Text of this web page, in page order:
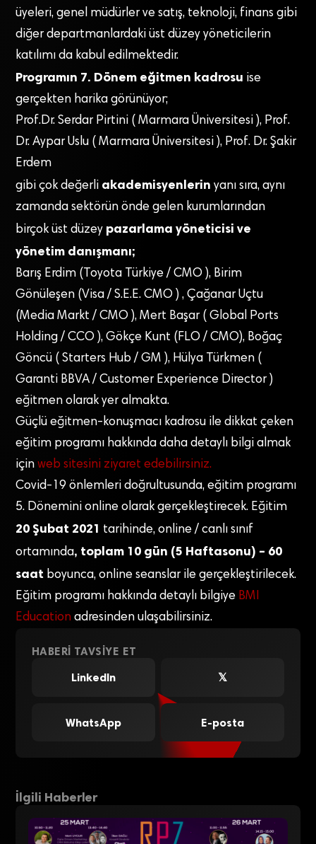
üyeleri, genel müdürler ve satış, teknoloji, finans gibi
diğer departmanlardaki üst düzey yöneticilerin
katılımı da kabul edilmektedir.
Programın 7. Dönem eğitmen kadrosu ise
gerçekten harika görünüyor;
Prof.Dr. Serdar Pirtini ( Marmara Üniversitesi ), Prof.
Dr. Aypar Uslu ( Marmara Üniversitesi ), Prof. Dr. Şakir
Erdem
gibi çok değerli akademisyenlerin yanı sıra, aynı
zamanda sektörün önde gelen kurumlarından
birçok üst düzey pazarlama yöneticisi ve
yönetim danışmanı;
Barış Erdim (Toyota Türkiye / CMO ), Birim
Gönüleşen (Visa / S.E.E. CMO ) , Çağanar Uçtu
(Media Markt / CMO ), Mert Başar ( Global Ports
Holding / CCO ), Gökçe Kunt (FLO / CMO), Boğaç
Göncü ( Starters Hub / GM ), Hülya Türkmen (
Garanti BBVA / Customer Experience Director )
eğitmen olarak yer almakta.
Güçlü eğitmen-konuşmacı kadrosu ile dikkat çeken
eğitim programı hakkında daha detaylı bilgi almak
içinweb sitesini ziyaret edebilirsiniz.
Covid-19 önlemleri doğrultusunda, eğitim programı
5. Dönemini online olarak gerçekleştirecek. Eğitim
20 Şubat 2021 tarihinde, online / canlı sınıf
ortamında, toplam 10 gün (5 Haftasonu) – 60
saat boyunca, online seanslar ile gerçekleştirilecek.
Eğitim programı hakkında detaylı bilgiye BMI
Education adresinden ulaşabilirsiniz.
HABERI TAVSIYE ET
LinkedIn
𝕏
WhatsApp E-posta
İlgili Haberler